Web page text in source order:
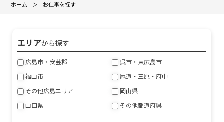
ホーム お仕事を探す
エリアから探す
広島市・安芸郡
呉市・東広島市
福山市
尾道・三原・府中
その他広島エリア
岡山県
山口県
その他都道府県